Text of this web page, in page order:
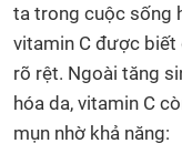
ta trong cuộc sống
vitamin C được biết
rõ rệt. Ngoài tăng
hóa da, vitamin C
mụn nhờ khả năng: